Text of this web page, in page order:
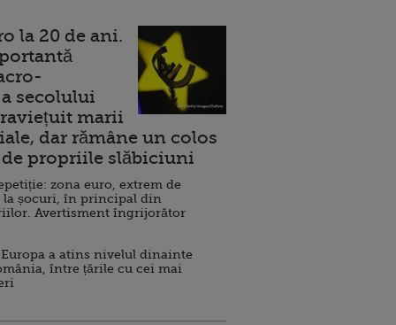
la 20 de ani.
secolului
marii
dar rămâne un colos
propriile slăbiciuni
zona euro, extrem de
la șocuri, în principal din
Avertisment îngrijorător
a atins nivelul dinainte
între țările cu cei mai